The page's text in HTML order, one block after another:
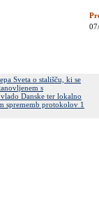
Sveta o stališču, ki se
s
Danske ter lokalno
sprememb protokolov 1